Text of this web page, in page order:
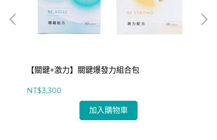
【關鍵+激力】關鍵爆發力組合包
NT$3,300
加入購物車